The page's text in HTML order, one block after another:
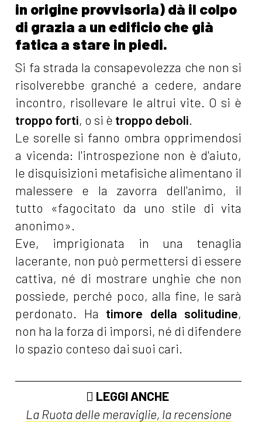
in origine provvisoria) dà il colpo
di grazia a un edificio che già
fatica a stare in piedi.
Si fa strada la consapevolezza che non si
risolverebbe granché a cedere, andare
incontro, risollevare le altrui vite. O si è
troppo forti, o si è troppo deboli
Le sorelle si fanno ombra opprimendosi
a vicenda: l'introspezione non è d'aiuto,
le disquisizioni metafisiche alimentano il
malessere e la zavorra dell'animo, il
tutto «fagocitato da uno stile di vita
anonimo».
Eve, imprigionata in una tenaglia
lacerante, non può permettersi di essere
cattiva, né di mostrare unghie che non
possiede, perché poco, alla fine, le sarà
perdonato. Ha timore della solitudine,
non ha la forza di imporsi, né di difendere
lo spazio conteso dai suoi cari.
LEGGI ANCHE
La Ruota delle meraviglie, la recensione